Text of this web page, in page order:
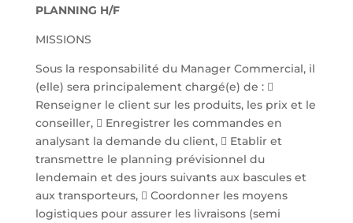
PLANNING H/F
MISSIONS
Sous la responsabilité du Manager Commercial, il
(elle) sera principalement chargé(e) de : 
Renseigner le client sur les produits, les prix et le
conseiller,  Enregistrer les commandes en
analysant la demande du client,  Etablir et
transmettre le planning prévisionnel du
lendemain et des jours suivants aux bascules et
aux transporteurs,  Coordonner les moyens
logistiques pour assurer les livraisons (semi